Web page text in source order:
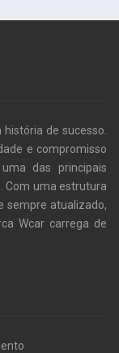
de sucesso.
e compromisso
das principais
Com uma estrutura
sempre atualizado,
Wcar carrega de